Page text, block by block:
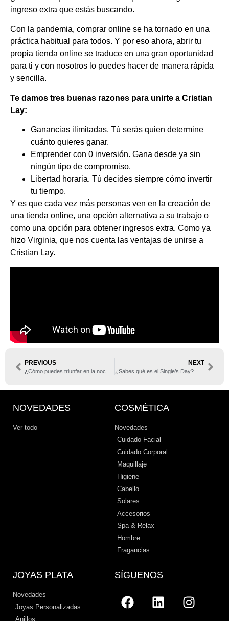
ingreso extra que estás buscando.
Con la pandemia, comprar online se ha tornado en una
práctica habitual para todos. Y por eso ahora, abrir tu
propia tienda online se traduce en una gran oportunidad
para ti y con nosotros lo puedes hacer de manera rápida
y sencilla.
Te damos tres buenas razones para unirte a Cristian
Lay:
Ganancias ilimitadas. Tú serás quien determine
cuánto quieres ganar.
Emprender con 0 inversión. Gana desde ya sin
ningún tipo de compromiso.
Libertad horaria. Tú decides siempre cómo invertir
tu tiempo.
Y es que cada vez más personas ven en la creación de
una tienda online, una opción alternativa a su trabajo o
como una opción para obtener ingresos extra. Como ya
hizo Virginia, que nos cuenta las ventajas de unirse a
Cristian Lay.
PREVIOUS NEXT
NOVEDADES
Ver todo
COSMÉTICA
Novedades
Cuidado Facial
Cuidado Corporal
Maquillaje
Higiene
Cabello
Solares
Accesorios
Spa & Relax
Hombre
Fragancias
JOYAS PLATA
Novedades
Joyas Personalizadas
Anillos
SÍGUENOS